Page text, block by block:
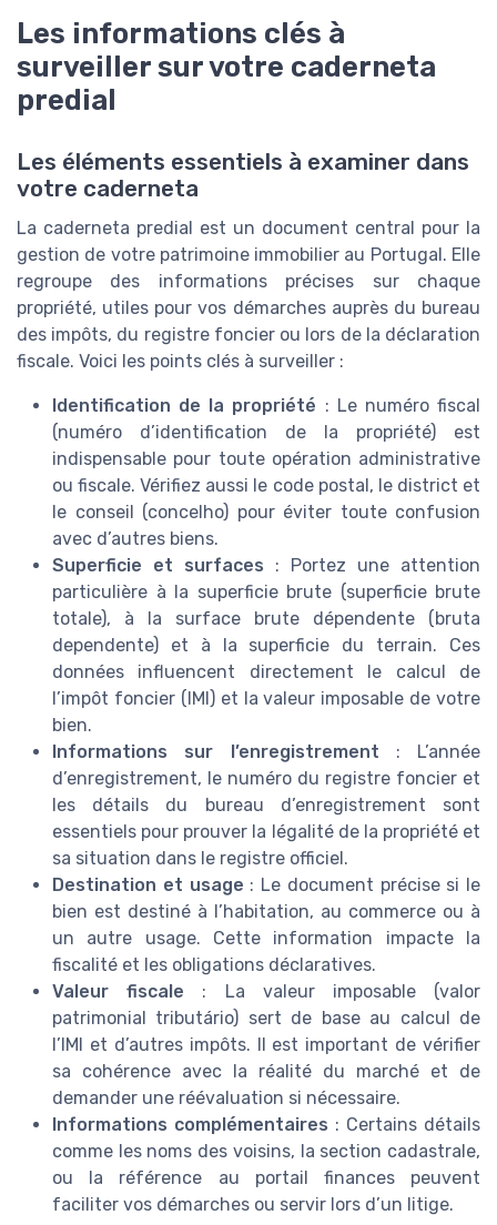
Les informations clés à
surveiller sur votre caderneta
predial
Les éléments essentiels à examiner dans
votre caderneta
La caderneta predial est un document central pour la
gestion de votre patrimoine immobilier au Portugal. Elle
regroupe des informations précises sur chaque
propriété, utiles pour vos démarches auprès du bureau
des impôts, du registre foncier ou lors de la déclaration
fiscale. Voici les points clés à surveiller :
Identification de la propriété : Le numéro fiscal
(numéro d’identification de la propriété) est
indispensable pour toute opération administrative
ou fiscale. Vérifiez aussi le code postal, le district et
le conseil (concelho) pour éviter toute confusion
avec d’autres biens.
Superficie et surfaces : Portez une attention
particulière à la superficie brute (superficie brute
totale), à la surface brute dépendente (bruta
dependente) et à la superficie du terrain. Ces
données influencent directement le calcul de
l’impôt foncier (IMI) et la valeur imposable de votre
bien.
Informations sur l’enregistrement : L’année
d’enregistrement, le numéro du registre foncier et
les détails du bureau d’enregistrement sont
essentiels pour prouver la légalité de la propriété et
sa situation dans le registre officiel.
Destination et usage : Le document précise si le
bien est destiné à l’habitation, au commerce ou à
un autre usage. Cette information impacte la
fiscalité et les obligations déclaratives.
Valeur fiscale : La valeur imposable (valor
patrimonial tributário) sert de base au calcul de
l’IMI et d’autres impôts. Il est important de vérifier
sa cohérence avec la réalité du marché et de
demander une réévaluation si nécessaire.
Informations complémentaires : Certains détails
comme les noms des voisins, la section cadastrale,
ou la référence au portail finances peuvent
faciliter vos démarches ou servir lors d’un litige.